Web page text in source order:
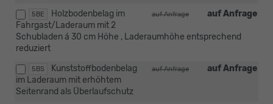
5BE auf Anfrage
auf Anfrage
Holzbodenbelag im
Fahrgast/Laderaum mit 2
Schubladen á 30 cm Höhe , Laderaumhöhe entsprechend
reduziert
5BS auf Anfrage
auf Anfrage
Kunststoffbodenbelag
im Laderaum mit erhöhtem
Seitenrand als Überlaufschutz